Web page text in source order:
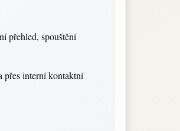
přehled, spouštění
přes interní kontaktní